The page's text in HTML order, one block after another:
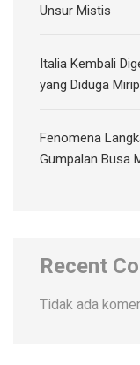
Unsur Mistis
Italia Kembali
yang Diduga
Fenomena
Gumpalan Busa
Recent
Tidak ada